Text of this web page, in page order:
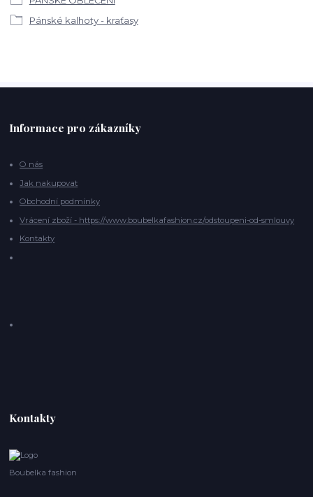
Pánské kalhoty - kraťasy
Informace pro zákazníky
O nás
Jak nakupovat
Obchodní podmínky
Vrácení zboží - https://www.boubelkafashion.cz/odstoupeni-od-smlouvy
Kontakty
Kontakty
Boubelka fashion